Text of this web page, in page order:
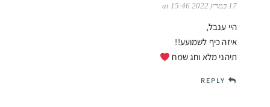
17 במרץ 2022 at 15:46
היי ענבל,
איזה כיף לשמועע!!
תיהני מלא וחג שמח
REPLY